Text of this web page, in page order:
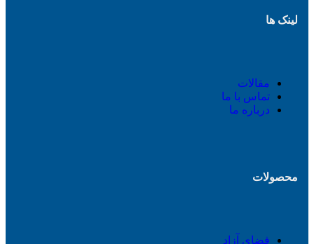
لینک ها
مقالات
تماس با ما
درباره ما
محصولات
فضای آزاد